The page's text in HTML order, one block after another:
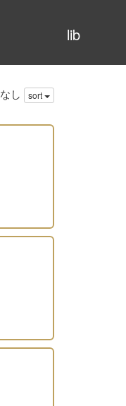
lib
なし sort